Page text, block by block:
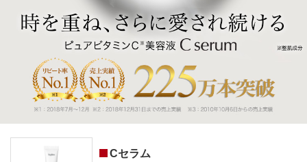
Cセラム